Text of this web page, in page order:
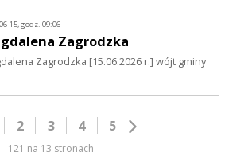
15, godz. 09:06
Zagrodzka
Zagrodzka [15.06.2026 r.] wójt gminy
2 3 4 5
121 na 13 stronach